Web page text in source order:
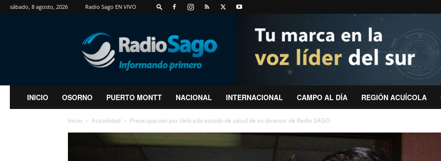
sábado, 8 agosto, 2026 Radio Sago EN VIVO
RadioSago
INICIO OSORNO PUERTO MONTT NACIONAL INTERNACIONAL CAMPO AL DÍA REGIÓN ACUÍCOLA
Inicio Actualidad Preocupación por delicado estado de salud de ex director de Radio SAGO